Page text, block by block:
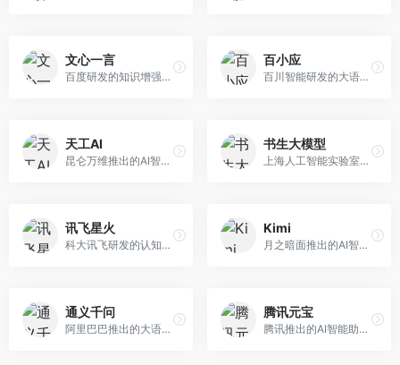
文心一言
百度研发的知识增强大语言模型，深度融合百度知识图谱和搜索能力。面向中文用户，提供知识问答、文本创作、逻辑推理等服务，中文语境理解准确，知识覆盖面广。
百小应
百川智能研发的大语言模型助手，专注于中文理解和生成。面向中文用户，提供知识问答、文本创作、代码辅助等服务，模型参数规模大，中文表达流畅自然。
天工AI
昆仑万维推出的AI智能助手，集成搜索、对话、创作等多种能力。面向普通用户和内容创作者，支持联网搜索、文本生成、图像理解等功能，响应速度快，免费使用。
书生大模型
上海人工智能实验室研发的开源大模型系列，支持多尺度和多模态。面向研究机构和开发者，开源生态完善，学术研究背景深厚，适合科研和定制开发。
讯飞星火
科大讯飞研发的认知智能大模型，深度融合语音识别和自然语言处理技术。面向企业用户和教育领域，提供语音交互、文档处理、代码生成等服务，中文语音识别准确率高。
Kimi
月之暗面推出的AI智能助手，核心优势在于超长文本处理能力，支持20万字以上文档分析。面向学术研究者、职场人士和内容创作者，提供文档解读、PPT生成、联网搜索等综合服务。
通义千问
阿里巴巴推出的大语言模型平台，提供对话问答、文档处理、图像理解、代码编写等全方位AI服务。面向企业用户和个人开发者，集成阿里云生态，支持多模态交互，企业级安全保障。
腾讯元宝
腾讯推出的AI智能助手，整合微信生态和腾讯云服务。面向普通用户和企业客户，支持文档解析、图像理解、联网搜索等功能，与腾讯产品无缝衔接，办公协作便捷。